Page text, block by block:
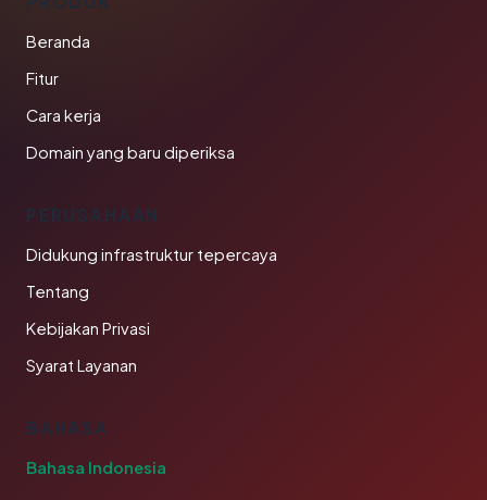
Beranda
Fitur
Cara kerja
Domain yang baru diperiksa
PERUSAHAAN
Didukung infrastruktur tepercaya
Tentang
Kebijakan Privasi
Syarat Layanan
BAHASA
Bahasa Indonesia